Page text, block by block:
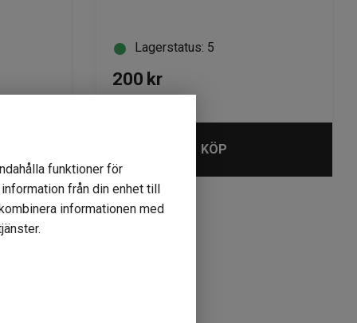
funktioner för
från din enhet till
informationen med
Lagerstatus: 5
200 kr
KÖP